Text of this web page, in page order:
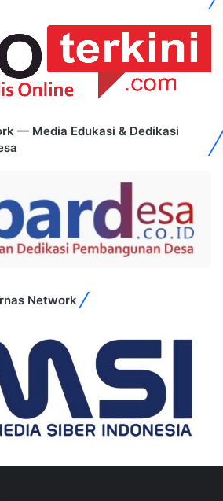
— Media Edukasi & Dedikasi
Network